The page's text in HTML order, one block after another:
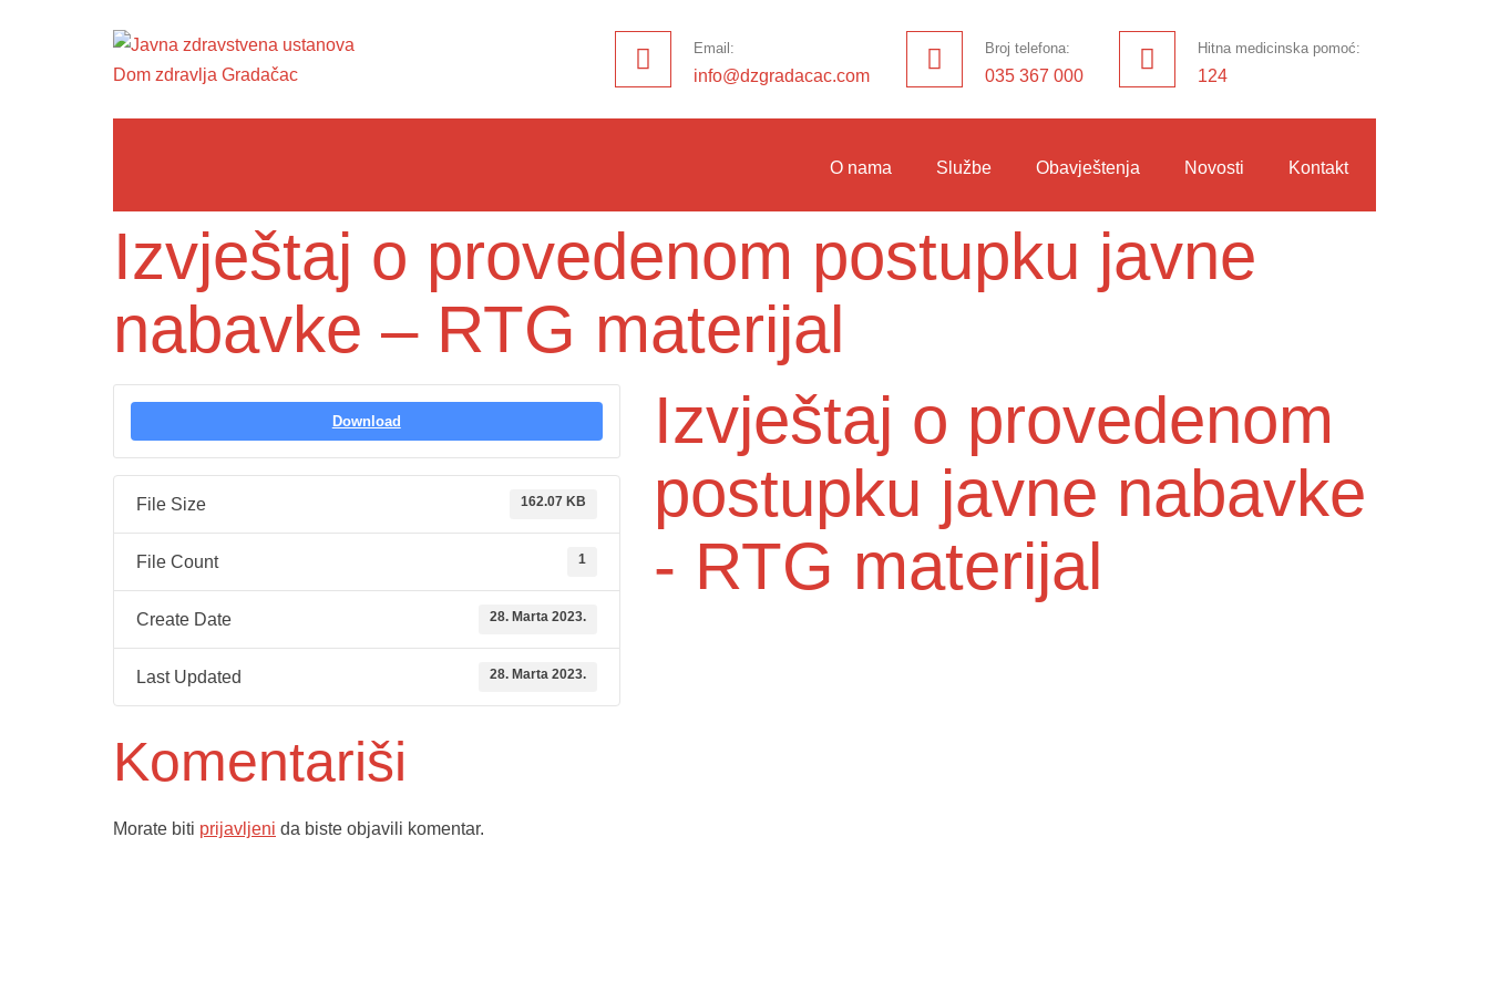
Email:
info@dzgradacac.com
Broj telefona:
035 367 000
Hitna medicinska pomoć:
124
O nama Službe Obavještenja Novosti Kontakt
Izvještaj o provedenom postupku javne
nabavke – RTG materijal
Download
File Size 162.07 KB
File Count 1
Create Date 28. Marta 2023.
Last Updated 28. Marta 2023.
Izvještaj o provedenom
postupku javne nabavke
- RTG materijal
Komentariši
Morate biti prijavljeni da biste objavili komentar.